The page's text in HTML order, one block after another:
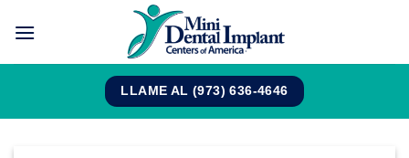
LLAME AL (973) 636-4646